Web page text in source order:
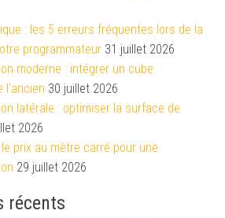
: les 5 erreurs fréquentes lors de la
programmateur 31 juillet 2026
moderne : intégrer un cube
30 juillet 2026
latérale : optimiser la surface de
2026
prix au mètre carré pour une
29 juillet 2026
récents